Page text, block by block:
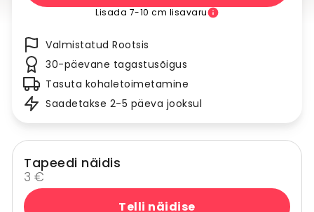
Lisada 7-10 cm lisavaru
Valmistatud Rootsis
30-päevane tagastusõigus
Tasuta kohaletoimetamine
Saadetakse 2-5 päeva jooksul
Tapeedi näidis
3 €
Telli näidise